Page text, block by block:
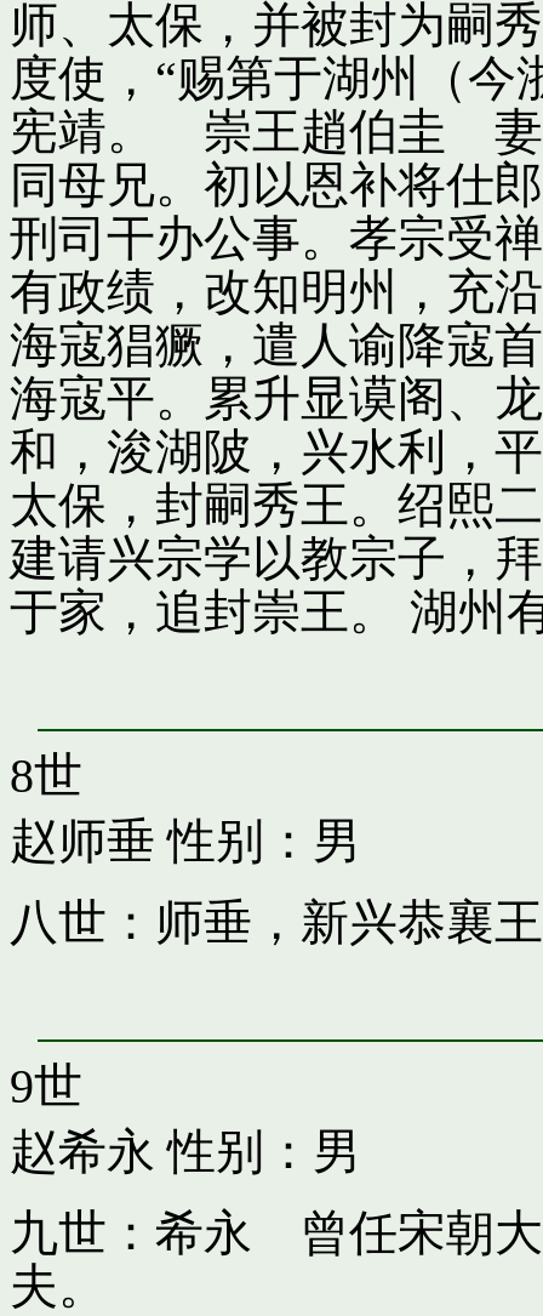
师、太保，并被封为嗣
度使，“赐第于湖州（今
宪靖。 崇王趙伯圭 妻
同母兄。初以恩补将仕
刑司干办公事。孝宗受
有政绩，改知明州，充
海寇猖獗，遣人谕降寇
海寇平。累升显谟阁、
和，浚湖陂，兴水利，
太保，封嗣秀王。绍熙
建请兴宗学以教宗子，
于家，追封崇王。 湖州
8世
赵师垂 性别：男
八世：师垂，新兴恭襄王
9世
赵希永 性别：男
九世：希永 曾任宋朝
夫。